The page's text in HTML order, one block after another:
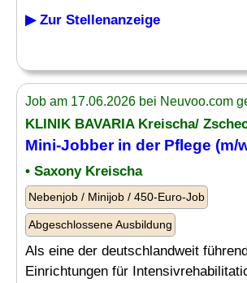
▶ Zur Stellenanzeige
Job am 17.06.2026 bei Neuvoo.com
KLINIK BAVARIA Kreischa/
Mini-Jobberin der Pflege (m/
• Saxony Kreischa
Nebenjob / Minijob / 450-Euro-Job
Abgeschlossene Ausbildung
Als eine der deutschlandweit
Einrichtungen für